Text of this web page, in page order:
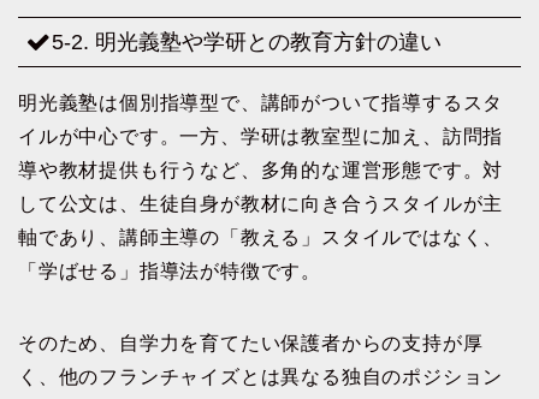
5-2. 明光義塾や学研との教育方針の違い
明光義塾は個別指導型で、講師がついて指導するスタ
イルが中心です。一方、学研は教室型に加え、訪問指
導や教材提供も行うなど、多角的な運営形態です。対
して公文は、生徒自身が教材に向き合うスタイルが主
軸であり、講師主導の「教える」スタイルではなく、
「学ばせる」指導法が特徴です。
そのため、自学力を育てたい保護者からの支持が厚
く、他のフランチャイズとは異なる独自のポジション